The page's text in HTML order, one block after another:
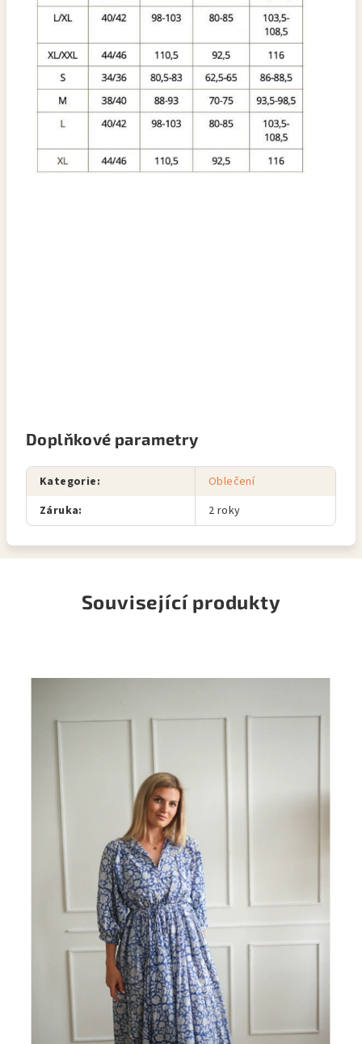
Doplňkové parametry
Kategorie:
Oblečení
Záruka: 2 roky
Související produkty